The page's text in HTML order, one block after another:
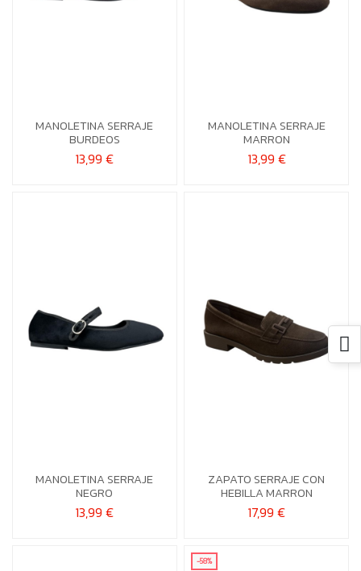
MANOLETINA SERRAJE
BURDEOS
13,99 €
 Añadir al carrito MANOLETINA SERRAJE
MARRON
13,99 €
 Añadir al carrito
MANOLETINA SERRAJE
NEGRO
13,99 €
 Añadir al carrito ZAPATO SERRAJE CON
HEBILLA MARRON
17,99 €
 Añadir al carrito
-58%